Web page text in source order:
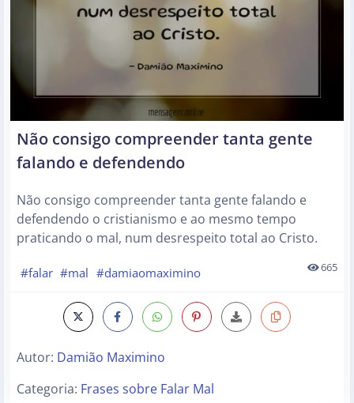
Não consigo compreender tanta gente
falando e defendendo
Não consigo compreender tanta gente falando e
defendendo o cristianismo e ao mesmo tempo
praticando o mal, num desrespeito total ao Cristo.
#falar #mal #damiaomaximino 665
Autor: Damião Maximino
Categoria: Frases sobre Falar Mal